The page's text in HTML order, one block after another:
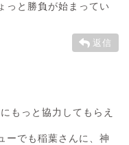
っと勝負が始まってい
返信
もっと協力してもらえ
ーでも稲葉さんに、神